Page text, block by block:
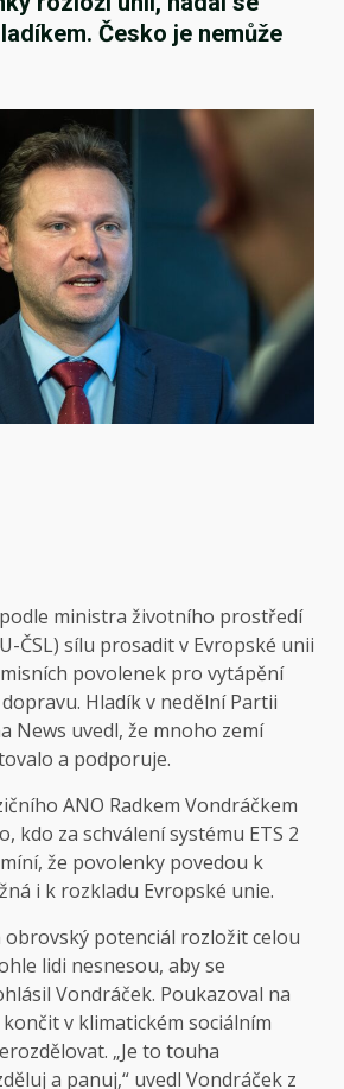
Česko je nemůže
ministra životního prostředí
ČSL) sílu prosadit v Evropské unii
povolenek pro vytápění
Hladík v nedělní Partii
News uvedl, že mnoho zemí
a podporuje.
ANO Radkem Vondráčkem
kdo za schválení systému ETS 2
že povolenky povedou k
i k rozkladu Evropské unie.
obrovský potenciál rozložit celou
lidi nesnesou, aby se
Vondráček. Poukazoval na
v klimatickém sociálním
„Je to touha
a panuj,“ uvedl Vondráček z